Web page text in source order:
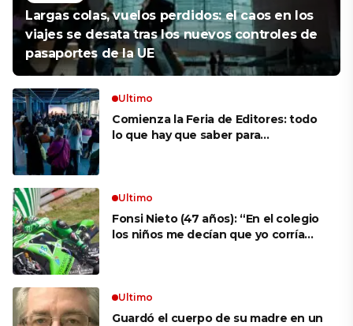
Largas colas, vuelos perdidos: el caos en los
viajes se desata tras los nuevos controles de
pasaportes de la UE
Ultimo
Comienza la Feria de Editores: todo
lo que hay que saber para
Ultimo
Fonsi Nieto (47 años): “En el colegio
los niños me decían que yo corría
Ultimo
Guardó el cuerpo de su madre en un